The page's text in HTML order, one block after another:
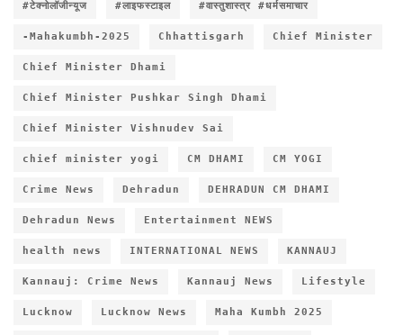
#टेक्नोलॉजीन्यूज #लाइफस्टाइल #वास्तुशास्त्र #धर्मसमाचार
-Mahakumbh-2025 Chhattisgarh Chief Minister
Chief Minister Dhami
Chief Minister Pushkar Singh Dhami
Chief Minister Vishnudev Sai
chief minister yogi CM DHAMI CM YOGI
Crime News Dehradun DEHRADUN CM DHAMI
Dehradun News Entertainment NEWS
health news INTERNATIONAL NEWS KANNAUJ
Kannauj: Crime News Kannauj News Lifestyle
Lucknow Lucknow News Maha Kumbh 2025